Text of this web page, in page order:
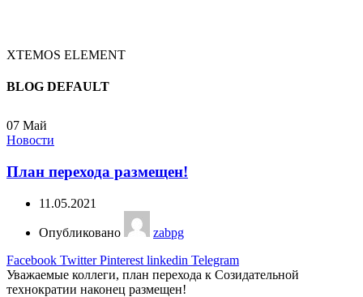
XTEMOS ELEMENT
BLOG DEFAULT
07 Май
Новости
План перехода размещен!
11.05.2021
Опубликовано
zabpg
Facebook Twitter Pinterest linkedin Telegram
Уважаемые коллеги, план перехода к Созидательной
технократии наконец размещен!